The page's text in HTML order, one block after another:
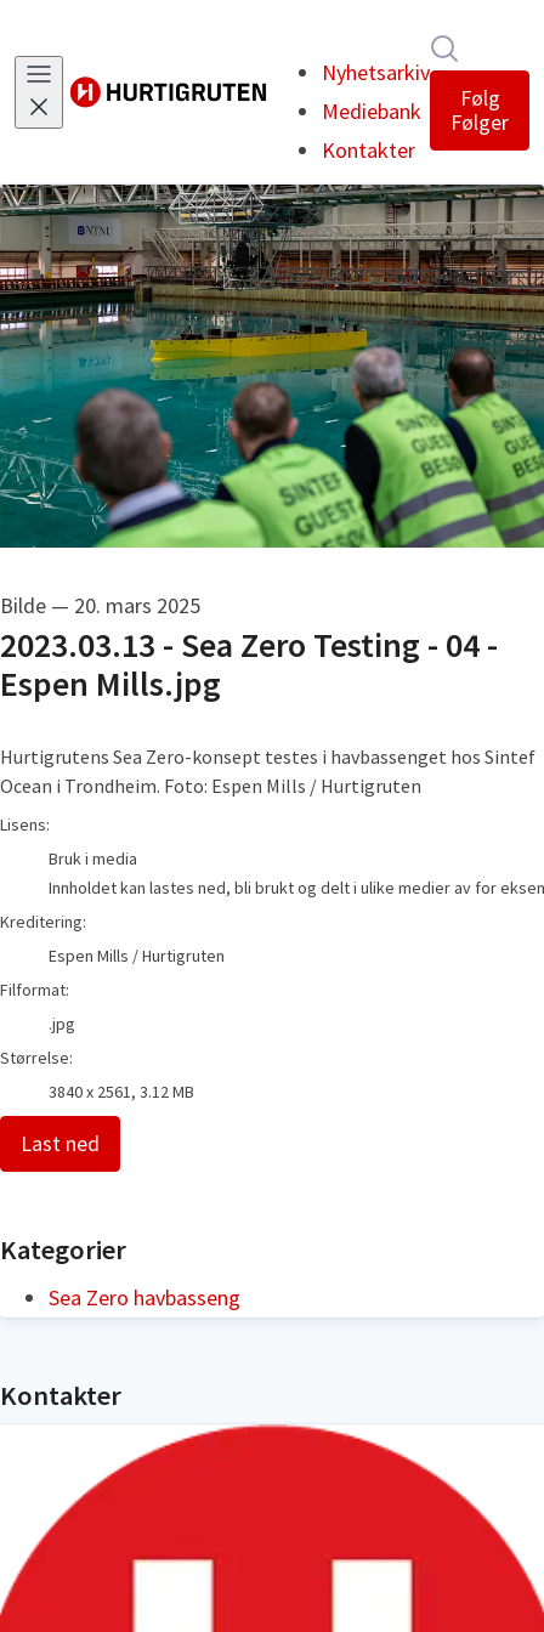
Nyhetsarkiv
Mediebank
Kontakter
Følg
Følger
Bilde — 20. mars 2025
2023.03.13 - Sea Zero Testing - 04 -
Espen Mills.jpg
Hurtigrutens Sea Zero-konsept testes i havbassenget hos Sintef
Ocean i Trondheim. Foto: Espen Mills / Hurtigruten
Espen Mills / Hurtigruten
Lisens:
Bruk i media
Innholdet kan lastes ned, bli brukt og delt i ulike medier av for
Kreditering:
Espen Mills / Hurtigruten
Filformat:
.jpg
Størrelse:
3840 x 2561, 3.12 MB
Last ned
Kategorier
Sea Zero havbasseng
Kontakter